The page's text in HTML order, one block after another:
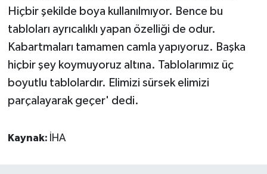
Hiçbir şekilde boya kullanılmıyor. Bence bu
tabloları ayrıcalıklı yapan özelliği de odur.
Kabartmaları tamamen camla yapıyoruz. Başka
hiçbir şey koymuyoruz altına. Tablolarımız üç
boyutlu tablolardır. Elimizi sürsek elimizi
parçalayarak geçer' dedi.
Kaynak: İHA